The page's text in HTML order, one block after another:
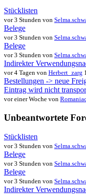
Stücklisten
vor 3 Stunden von
Belege
vor 3 Stunden von
Belege
vor 3 Stunden von
Indirekter
vor 4 Tagen von Herbert_zarg
Bestellungen -> neue
Eintrag wird nicht
vor einer Woche von
Unbeantwortete
Stücklisten
vor 3 Stunden von
Belege
vor 3 Stunden von
Belege
vor 3 Stunden von
Indirekter